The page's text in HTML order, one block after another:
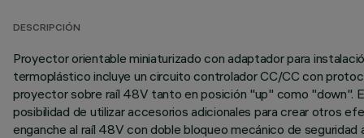
DESCRIPCIÓN
Proyector orientable miniaturizado con adaptador para
termoplástico incluye un circuito controlador CC/CC con
proyector sobre raíl 48V tanto en posición "up" como "down".
posibilidad de utilizar accesorios adicionales para crear otros
enganche al raíl 48V con doble bloqueo mecánico de